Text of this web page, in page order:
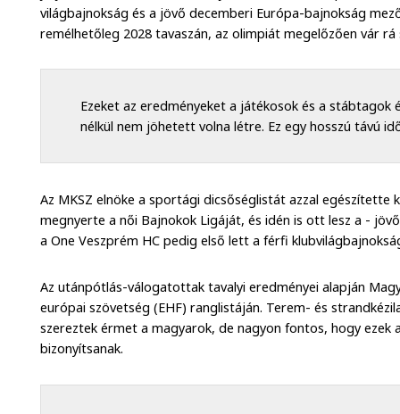
világbajnokság és a jövő decemberi Európa-bajnokság
remélhetőleg 2028 tavaszán, az olimpiát megelőzően vár rá
Ezeket az eredményeket a játékosok és a stábtagok
nélkül nem jöhetett volna létre. Ez egy hosszú távú
Az MKSZ elnöke a sportági dicsőséglistát azzal egészítette
megnyerte a női Bajnokok Ligáját, és idén is ott lesz a -
a One Veszprém HC pedig első lett a férfi
Az utánpótlás-válogatottak tavalyi eredményei alapján
európai szövetség (EHF) ranglistáján. Terem- és
szereztek érmet a magyarok, de nagyon fontos, hogy
bizonyítsanak.